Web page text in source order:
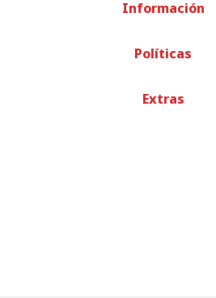
Información
Políticas
Extras